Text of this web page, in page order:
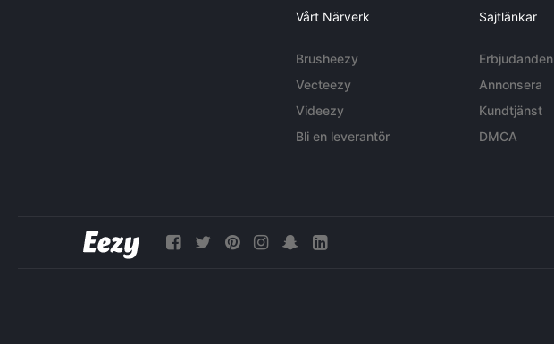
Vårt Närverk
Brusheezy
Vecteezy
Videezy
Bli en leverantör
Sajtlänkar
Erbjudanden
Annonsera
Kundtjänst
DMCA